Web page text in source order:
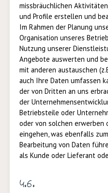
missbräuchlichen
und Profile erstellen und
Im Rahmen der Planung
Organisation unseres
Nutzung unserer
Angebote auswerten und
mit anderen austauschen
auch Ihre Daten umfassen
der von Dritten an uns
der
Betriebsteile oder
oder von solchen erwerben
eingehen, was ebenfalls
Bearbeitung von Daten
als Kunde oder Lieferant
4.6.